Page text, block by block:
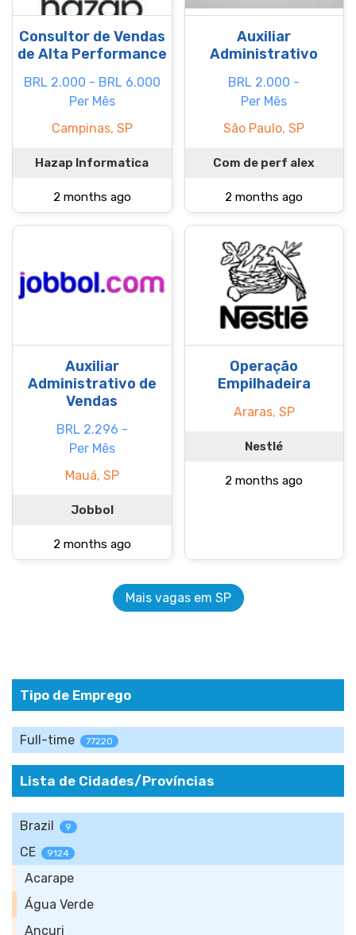
Consultor de Vendas
de Alta Performance
BRL 2.000 - BRL 6.000
Per Mês
Campinas, SP
Hazap Informatica
2 months ago
Auxiliar
Administrativo
BRL 2.000 -
Per Mês
São Paulo, SP
Com de perf alex
2 months ago
Auxiliar
Administrativo de
Vendas
BRL 2.296 -
Per Mês
Mauá, SP
Jobbol
2 months ago
Operação
Empilhadeira
Araras, SP
Nestlé
2 months ago
Mais vagas em SP
Tipo de Emprego
Full-time 77220
Lista de Cidades/Províncias
Brazil 9
CE 9124
Acarape
Água Verde
Ancuri